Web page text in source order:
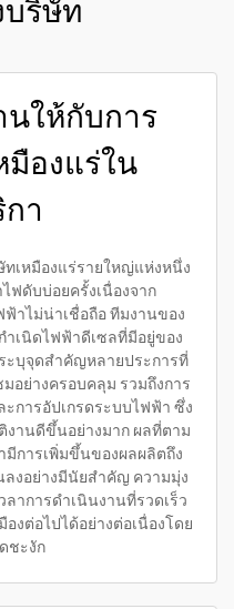
ริษัท
นให้กับการ
มืองแร่ใน
า
ทเหมืองแร่รายใหญ่แห่งหนึ่ง
ฟดับบ่อยครั้งเนื่องจาก
าไม่น่าเชื่อถือ ทีมงานของ
ำเนิดไฟฟ้าดีเซลที่มีอยู่ของ
ะบุจุดสำคัญหลายประการที่
อย่างครอบคลุม รวมถึงการ
การอัปเกรดระบบไฟฟ้า ซึ่ง
งานดีขึ้นอย่างมาก ผลที่ตาม
มีการเพิ่มขึ้นของผลผลิตถึง
ลงอย่างมีนัยสำคัญ ความมุ่ง
าการดำเนินงานที่รวดเร็ว
งต่อไปได้อย่างต่อเนื่องโดย
ชะงัก